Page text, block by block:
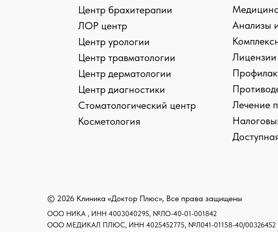
Анализы
Лицензии
Лечение
Центр брахитерапии
ЛОР центр
Центр урологии
Центр травматологии
Центр дерматологии
Центр диагностики
Стоматологический центр
Косметология
› › Предупреждение об использовании файлов cookies и сборе
› › Согласие на
© 2026 Клиника «Доктор Плюс», Все права защищены
ООО МЕДИКАЛ ПЛЮС, ИНН 4025452775, №Л041-01158-40/00326452
ООО НИКА , ИНН 4003040295, №ЛО-40-01-001842